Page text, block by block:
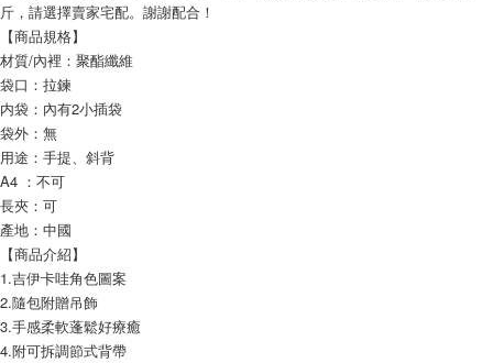
斤，請選擇賣家宅配。謝謝配合！
【商品規格】
材質/內裡：聚酯纖維
袋口：拉鍊
内袋：內有2小插袋
袋外：無
用途：手提、斜背
A4 ：不可
長夾：可
產地：中國
【商品介紹】
1.吉伊卡哇角色圖案
2.隨包附贈吊飾
3.手感柔軟蓬鬆好療癒
4.附可拆調節式背帶